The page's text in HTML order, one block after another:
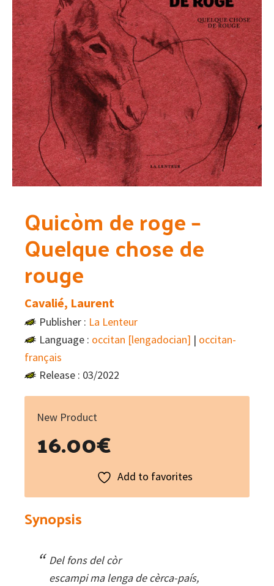
Quicòm de roge –
Quelque chose de
rouge
Cavalié, Laurent
Publisher : La Lenteur
Language : occitan [lengadocian] | occitan-
français
Release : 03/2022
New Product
16.00€
Add to favorites
Synopsis
Del fons del còr
escampi ma lenga de cèrca-país,